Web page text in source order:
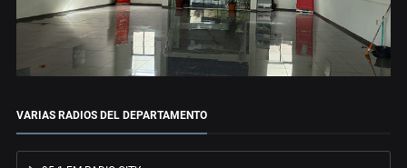
VARIAS RADIOS DEL DEPARTAMENTO